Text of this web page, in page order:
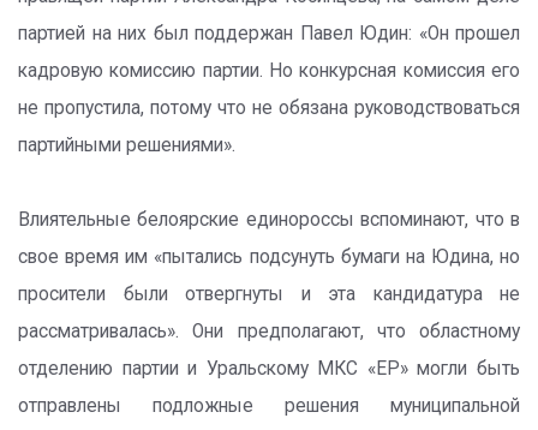
партией на них был поддержан Павел Юдин: «Он прошел
кадровую комиссию партии. Но конкурсная комиссия его
не пропустила, потому что не обязана руководствоваться
партийными решениями».
Влиятельные белоярские единороссы вспоминают, что в
свое время им «пытались подсунуть бумаги на Юдина, но
просители были отвергнуты и эта кандидатура не
рассматривалась». Они предполагают, что областному
отделению партии и Уральскому МКС «ЕР» могли быть
отправлены подложные решения муниципальной